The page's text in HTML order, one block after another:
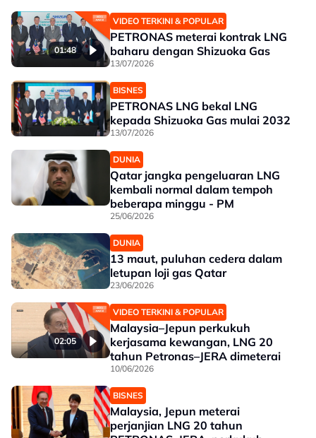
01:48
VIDEO TERKINI & POPULAR
PETRONAS meterai kontrak LNG
baharu dengan Shizuoka Gas
13/07/2026
BISNES
PETRONAS LNG bekal LNG
kepada Shizuoka Gas mulai 2032
13/07/2026
DUNIA
Qatar jangka pengeluaran LNG
kembali normal dalam tempoh
beberapa minggu - PM
25/06/2026
DUNIA
13 maut, puluhan cedera dalam
letupan loji gas Qatar
23/06/2026
02:05
VIDEO TERKINI & POPULAR
Malaysia–Jepun perkukuh
kerjasama kewangan, LNG 20
tahun Petronas–JERA dimeterai
10/06/2026
BISNES
Malaysia, Jepun meterai
perjanjian LNG 20 tahun